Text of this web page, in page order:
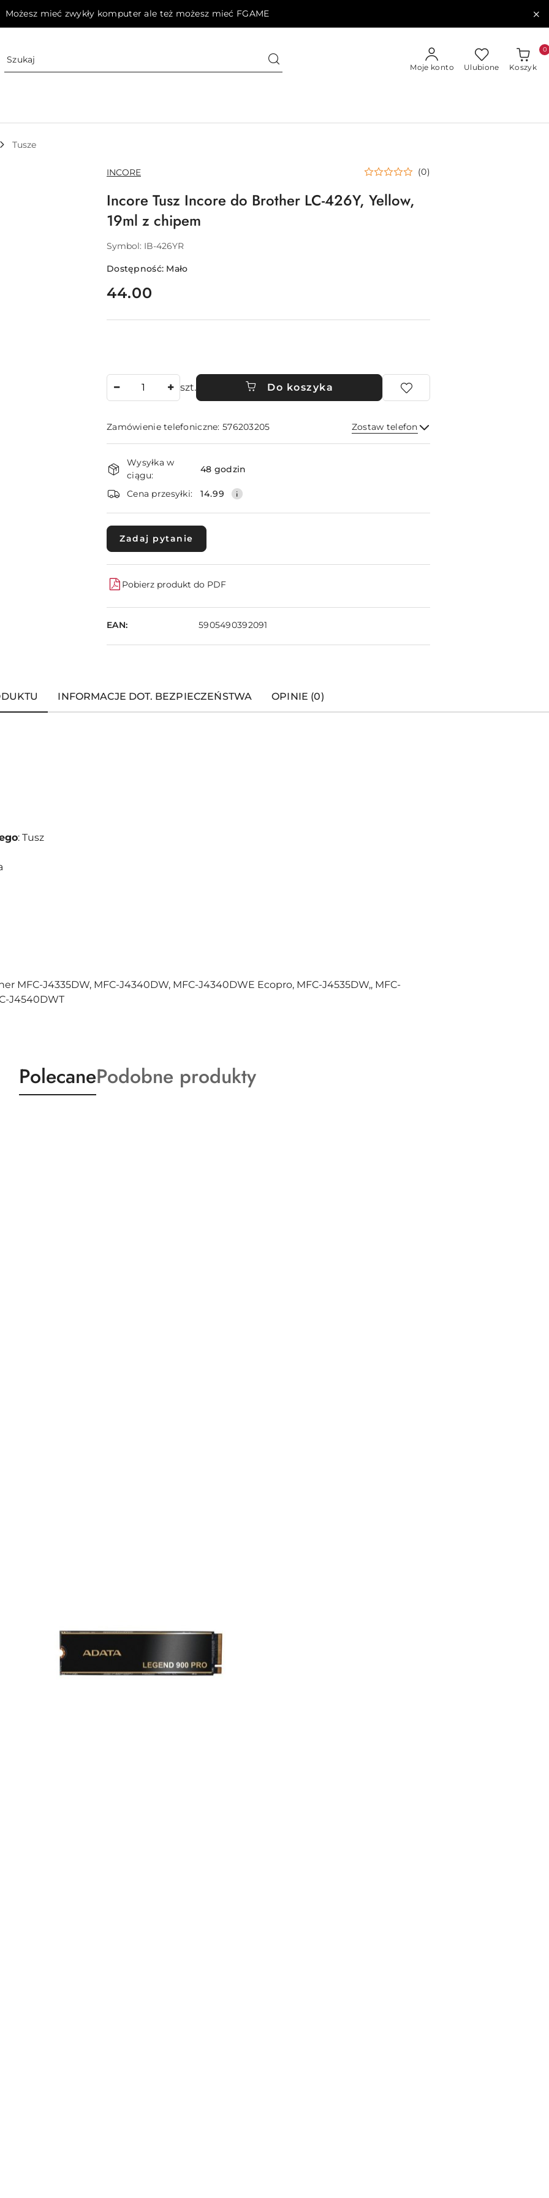
Możesz mieć zwykły komputer ale też możesz mieć FGAME
Moje konto Ulubione Koszyk
0
Tusze
NAZWA
PRODUCENTA:
INCORE (0)
Incore Tusz Incore do Brother LC-426Y, Yellow,
19ml z chipem
Symbol: IB-426YR
Dostępność: Mało
cena:
44.00
szt. Do koszyka
Zamówienie telefoniczne: 576203205 Zostaw telefon
Wyślij
Dostępność
i
dostawa
Wysyłka w
ciągu:
48 godzin
Cena przesyłki: 14.99
Zadaj pytanie
Pobierz produkt do PDF
EAN: 5905490392091
INFORMACJE DOT. BEZPIECZEŃSTWA OPINIE (0)
: Tusz
MFC-J4335DW, MFC-J4340DW, MFC-J4340DWE Ecopro, MFC-J4535DW,, MFC-
J4540DWT
Produkty
o
PolecaneProdukty
o
Podobne produkty